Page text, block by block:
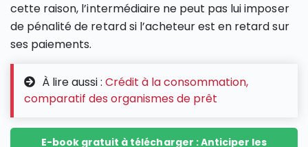
cette raison, l’intermédiaire ne peut pas lui imposer
de pénalité de retard si l’acheteur est en retard sur
ses paiements.
À lire aussi : Crédit à la consommation,
comparatif des organismes de prêt
E-book gratuit à télécharger : Anticiper les